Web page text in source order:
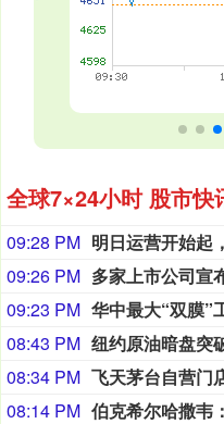
全球7×24小时 股市快
09:28 PM
09:26 PM 多家上市公司宣
09:23 PM 华中最大“双膜”
08:43 PM 纽约原油暗盘突
08:34 PM
08:14 PM